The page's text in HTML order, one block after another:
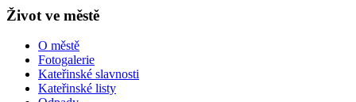
Život ve městě
O městě
Fotogalerie
Kateřinské slavnosti
Kateřinské listy